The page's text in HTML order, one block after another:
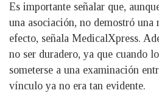
Es importante señalar que,
una asociación, no demostró una
efecto, señala MedicalXpress.
no ser duradero, ya que cuando
someterse a una examinación
vínculo ya no era tan evidente.